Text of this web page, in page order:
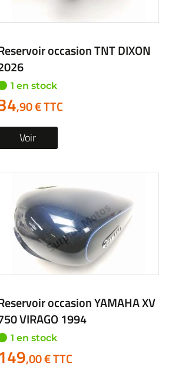
occasion TNT DIXON
1 en stock
,90 € TTC
Voir
occasion YAMAHA XV
VIRAGO 1994
1 en stock
,00 € TTC